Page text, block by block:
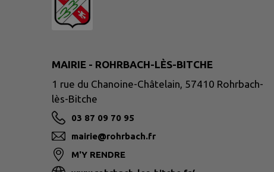
MAIRIE - ROHRBACH-LÈS-BITCHE
1 rue du Chanoine-Châtelain, 57410 Rohrbach-
lès-Bitche
03 87 09 70 95
mairie@rohrbach.fr
M'Y RENDRE